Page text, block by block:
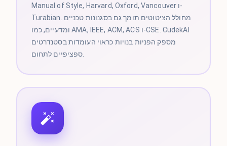
Manual of Style, Harvard, Oxford, Vancouver ו-
Turabian. מחולל הציטוטים תומך גם בסגנונות טכניים
ומדעיים, כמו AMA, IEEE, ACM, ACS ו-CSE. CudekAI
מספק הפניות בנויות כראוי העומדות בסטנדרטים